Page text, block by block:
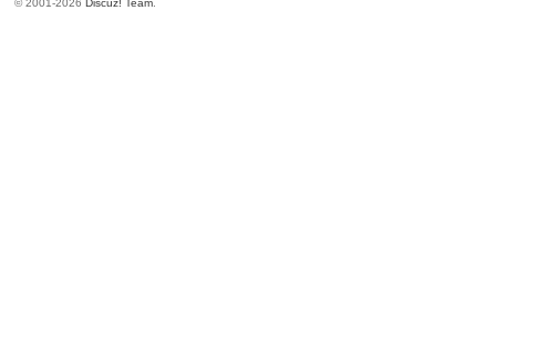
© 2001-2026Discuz! Team